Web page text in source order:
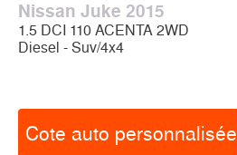
Nissan Juke 2015
1.5 DCI 110 ACENTA 2WD
Diesel - Suv/4x4
Cote auto personnalisée